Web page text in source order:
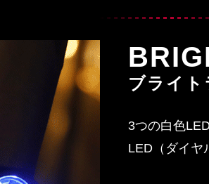
ブライト
3つの白色
LED（ダイヤ